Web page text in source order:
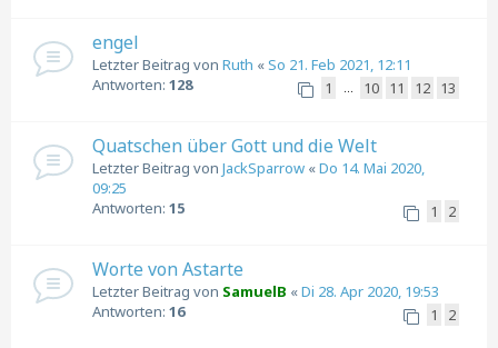
engel
Letzter Beitrag von Ruth «So 21. Feb 2021, 12:11
Antworten: 128 1 … 10 11 12 13
Quatschen über Gott und die Welt
Letzter Beitrag von JackSparrow «Do 14. Mai 2020,
09:25
Antworten: 15 1 2
Worte von Astarte
Letzter Beitrag von SamuelB «Di 28. Apr 2020, 19:53
Antworten: 16 1 2